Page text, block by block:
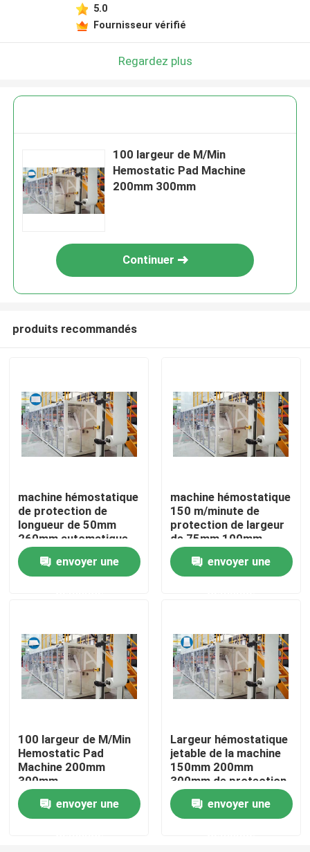
Maison
Produits
Au sujet de nous
Contactez-nous
Cas
Machine adulte de couche-culotte
5.0
Fournisseur vérifié
Regardez plus
100 largeur de M/Min
Hemostatic Pad Machine
200mm 300mm
Continuer
produits recommandés
machine hémostatique
de protection de
longueur de 50mm
260mm automatique
envoyer une
machine hémostatique
150 m/minute de
protection de largeur
de 75mm 100mm
envoyer une
100 largeur de M/Min
Hemostatic Pad
Machine 200mm
300mm
envoyer une
Largeur hémostatique
jetable de la machine
150mm 200mm
300mm de protection
envoyer une